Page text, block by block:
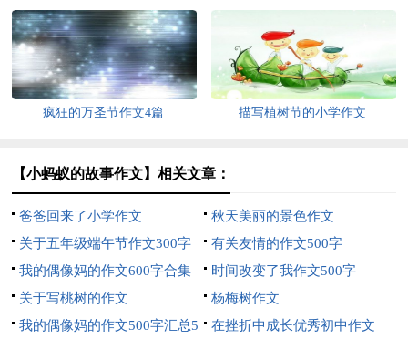
疯狂的万圣节作文4篇 描写植树节的小学作文
【小蚂蚁的故事作文】相关文章：
爸爸回来了小学作文
秋天美丽的景色作文
关于五年级端午节作文300字
三篇
有关友情的作文500字
我的偶像妈的作文600字合集
五篇
时间改变了我作文500字
关于写桃树的作文
杨梅树作文
我的偶像妈的作文500字汇总5
在挫折中成长优秀初中作文